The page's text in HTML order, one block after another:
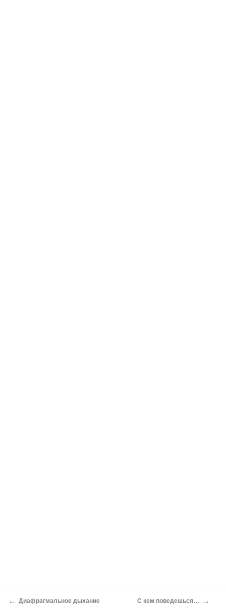
← Диафрагмальное дыхание С кем поведешься… →